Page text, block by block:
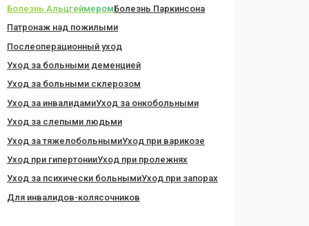
Болезнь АльцгеймеромБолезнь Паркинсона
Патронаж над пожилыми
Послеоперационный уход
Уход за больными деменцией
Уход за больными склерозом
Уход за инвалидамиУход за онкобольными
Уход за слепыми людьми
Уход за тяжелобольнымиУход при варикозе
Уход при гипертонииУход при пролежнях
Уход за психически больнымиУход при запорах
Для инвалидов-колясочников